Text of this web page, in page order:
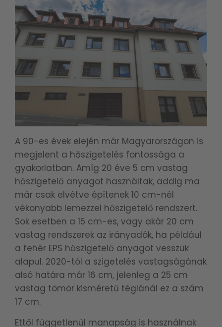
A 90-es évek elején már Magyarországon is
megjelent a hőszigetelés fontossága a
gyakorlatban. Amíg 20 éve 5 cm vastag
hőszigetelő anyagot használtak, addig ma
már csak elvétve építenek 10 cm-nél
vékonyabb lemezzel hőszigetelő rendszert.
Sok esetben a 15 cm-es, vagy akár 20 cm
vastag rendszerek az irányadók, ha például
a fehér EPS hőszigetelő anyagot vesszük
alapul. 2020-tól a szigetelés vastagságának
alsó határa már 16 cm, jelenleg a 25 cm
vastag tömör kisméretű téglánál ez a szám
17 cm.
Ettől függetlenül manapság is használnak